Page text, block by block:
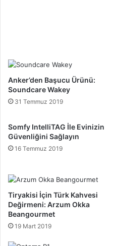
Anker’den Başucu Ürünü:
Soundcare Wakey
31 Temmuz 2019
Somfy IntelliTAG İle Evinizin
Güvenliğini Sağlayın
16 Temmuz 2019
Tiryakisi İçin Türk Kahvesi
Değirmeni: Arzum Okka
Beangourmet
19 Mart 2019